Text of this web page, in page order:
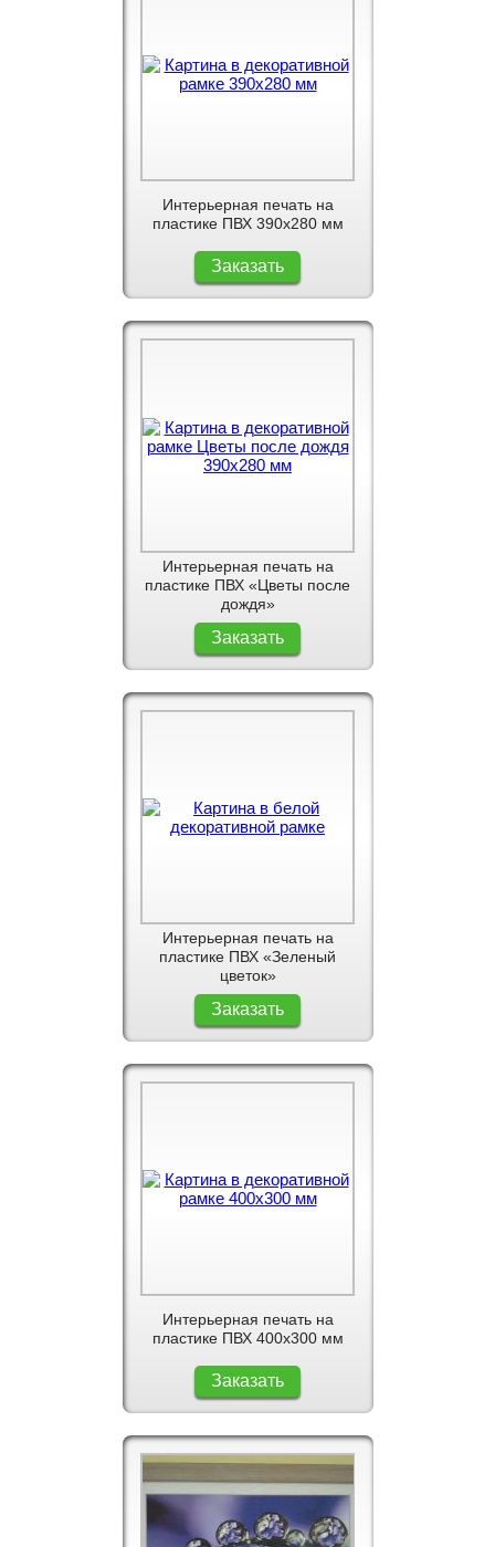
Интерьерная печать на
пластике ПВХ 390x280 мм
Заказать
Интерьерная печать на
пластике ПВХ «Цветы после
дождя»
Заказать
Интерьерная печать на
пластике ПВХ «Зеленый
цветок»
Заказать
Интерьерная печать на
пластике ПВХ 400x300 мм
Заказать